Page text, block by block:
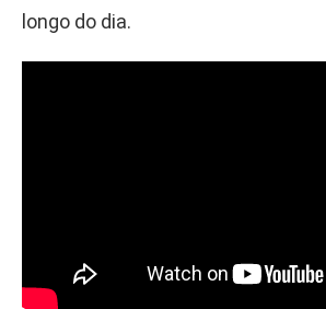
longo do dia.